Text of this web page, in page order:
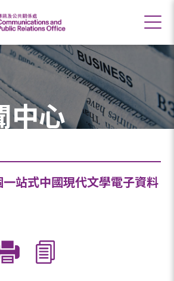
中心
站式中國現代文學電子資料